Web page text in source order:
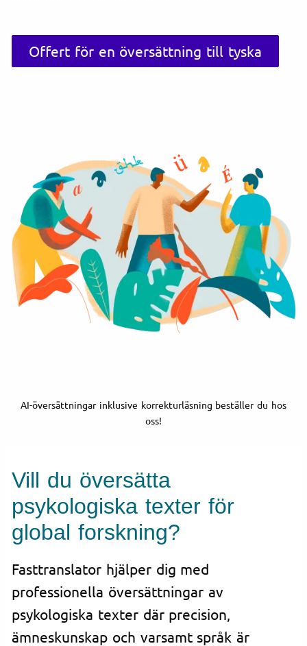
Offert för en översättning till tyska
AI-översättningar inklusive korrekturläsning beställer du hos
oss!
Vill du översätta
psykologiska texter för
global forskning?
Fasttranslator hjälper dig med
professionella översättningar av
psykologiska texter där precision,
ämneskunskap och varsamt språk är